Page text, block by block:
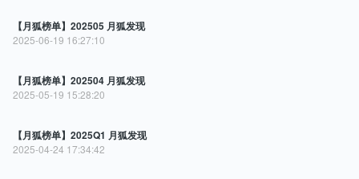
【月狐榜单】202505 月狐发现
2025-06-19 16:27:10
【月狐榜单】202504 月狐发现
2025-05-19 15:28:20
【月狐榜单】2025Q1 月狐发现
2025-04-24 17:34:42